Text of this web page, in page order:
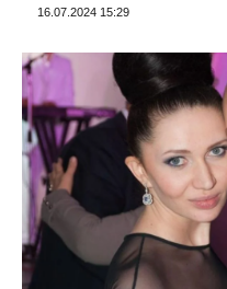
16.07.2024 15:29